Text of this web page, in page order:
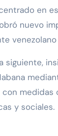
en
nuevo
venezolano
medidas
y sociales.